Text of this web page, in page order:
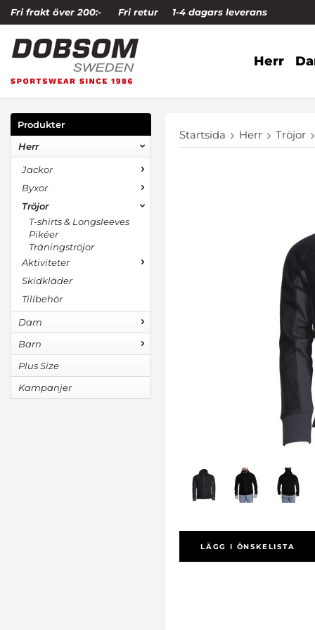
Fri frakt över 200:- Fri retur 1-4 dagars leverans
Herr
Produkter
Herr
Jackor
Byxor
Tröjor
T-shirts & Longsleeves
Pikéer
Träningströjor
Aktiviteter
Skidkläder
Tillbehör
Dam
Barn
Plus Size
Kampanjer
Startsida Herr Tröjor
LÄGG I ÖNSKELISTA